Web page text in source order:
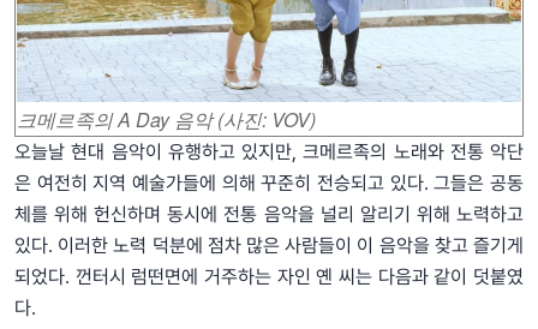
크메르족의 A Day 음악 (사진: VOV)
오늘날 현대 음악이 유행하고 있지만, 크메르족의 노래와 전통 악단
은 여전히 지역 예술가들에 의해 꾸준히 전승되고 있다. 그들은 공동
체를 위해 헌신하며 동시에 전통 음악을 널리 알리기 위해 노력하고
있다. 이러한 노력 덕분에 점차 많은 사람들이 이 음악을 찾고 즐기게
되었다. 껀터시 럼떤면에 거주하는 자인 옌 씨는 다음과 같이 덧붙였
다.